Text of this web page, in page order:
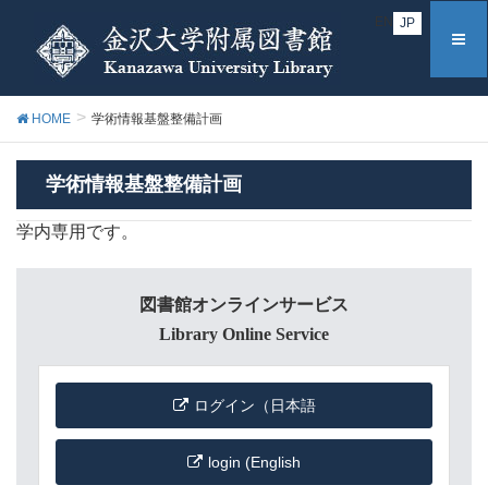
EN JP
HOME 学術情報基盤整備計画
学術情報基盤整備計画
学内専用です。
図書館オンラインサービス
Library Online Service
ログイン（日本語
login (English